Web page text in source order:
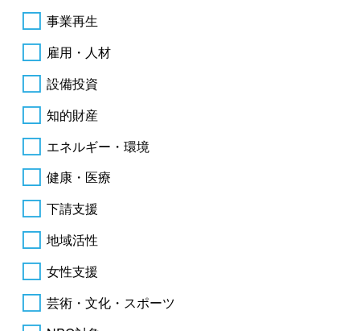
事業再生
雇用・人材
設備投資
知的財産
エネルギー・環境
健康・医療
下請支援
地域活性
女性支援
芸術・文化・スポーツ